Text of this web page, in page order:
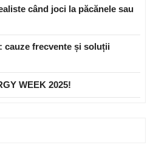
când joci la păcănele sau
cauze frecvente și soluții
WEEK 2025!